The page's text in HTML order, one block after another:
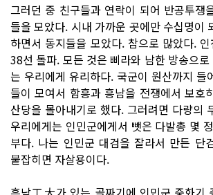
그러던 중 친구들과 연락이 되어 반공투쟁
들을 모았다. 시내 가까운 곳에만 수십명이
하면서 동지들을 모았다. 참으로 많았다.
38선 돌파. 모든 것은 삐라와 남한 방송으
는 우리에게 유리하다. 국군이 원산까지 들
들이 모여서 함흥과 흥남을 전쟁에서 보호
산당을 몰아내기로 했다. 그러려면 다량의
우리에게는 인민군에게서 뺏은 다발총 몇
부다. 나는 인민군 대검을 잘라서 만든 단
붙잡히면 자살용이다.